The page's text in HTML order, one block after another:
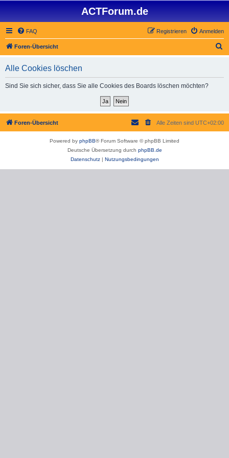
ACTForum.de
FAQ Anmelden
Registrieren
Foren-Übersicht
Alle Cookies löschen
Sind Sie sich sicher, dass Sie alle Cookies des Boards löschen möchten?
Foren-Übersicht Alle Zeiten sind UTC+02:00
Powered by phpBB® Forum Software © phpBB Limited
Deutsche Übersetzung durch phpBB.de
Datenschutz| Nutzungsbedingungen